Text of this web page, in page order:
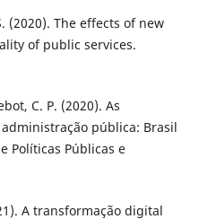
(2020). The effects of new
of public services.
C. P. (2020). As
pública: Brasil
Políticas Públicas e
A transformação digital